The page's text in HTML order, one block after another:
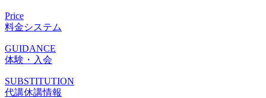
Price
料金システム
GUIDANCE
体験・入会
SUBSTITUTION
代講休講情報